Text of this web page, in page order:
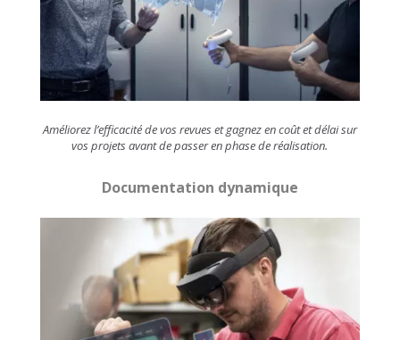
Améliorez l’efficacité de vos revues et gagnez en coût et délai sur
vos projets avant de passer en phase de réalisation.
Documentation dynamique